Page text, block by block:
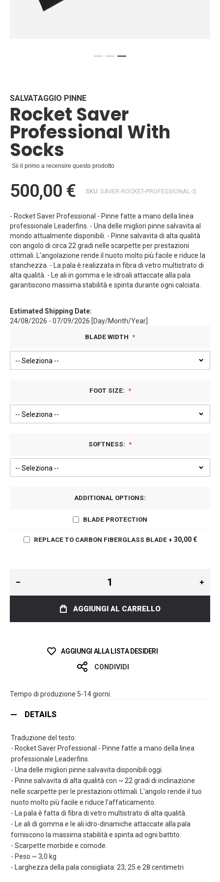
galleria
di
immagini
SALVATAGGIO PINNE
Rocket Saver
Professional With
Socks
Sii il primo a recensire questo prodotto
500,00 € SKU SAVER-ROCKET-PROFESSIONAL-S
- Rocket Saver Professional - Pinne fatte a mano della linea
professionale Leaderfins. - Una delle migliori pinne salvavita al
mondo attualmente disponibili. - Pinne salvavita di alta qualità
con angolo di circa 22 gradi nelle scarpette per prestazioni
ottimali. L'angolazione rende il nuoto molto più facile e riduce la
stanchezza. - La pala è realizzata in fibra di vetro multistrato di
alta qualità. - Le ali in gomma e le idroali attaccate alla pala
garantiscono massima stabilità e spinta durante ogni calciata.
Estimated Shipping Date:
24/08/2026 - 07/09/2026 [Day/Month/Year]
BLADE WIDTH
FOOT SIZE:
SOFTNESS:
ADDITIONAL OPTIONS:
BLADE PROTECTION
REPLACE TO CARBON FIBERGLASS BLADE + 30,00 €
AGGIUNGI AL CARRELLO
AGGIUNGI ALLA LISTA DESIDERI
CONDIVIDI
Tempo di produzione 5-14 giorni.
DETAILS
Traduzione del testo:
- Rocket Saver Professional - Pinne fatte a mano della linea
professionale Leaderfins.
- Una delle migliori pinne salvavita disponibili oggi.
- Pinne salvavita di alta qualità con ~ 22 gradi di inclinazione
nelle scarpette per le prestazioni ottimali. L'angolo rende il tuo
nuoto molto più facile e riduce l'affaticamento.
- La pala è fatta di fibra di vetro multistrato di alta qualità.
- Le ali di gomma e le ali idro-dinamiche attaccate alla pala
forniscono la massima stabilità e spinta ad ogni battito.
- Scarpette morbide e comode.
- Peso ~ 3,0 kg
- Larghezza della pala consigliata: 23, 25 e 28 centimetri